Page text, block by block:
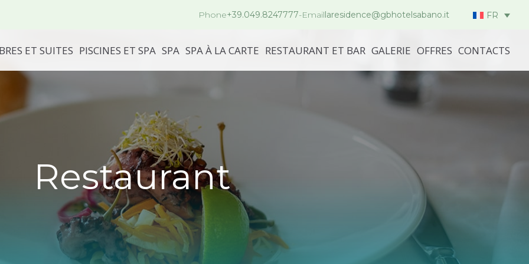
Phone+39.049.8247777-Emaillaresidence@gbhotelsabano.it FR
ET SUITES PISCINES ET SPA SPA SPA À LA CARTE RESTAURANT ET BAR GALERIE OFFRES CONTACTS
Restaurant